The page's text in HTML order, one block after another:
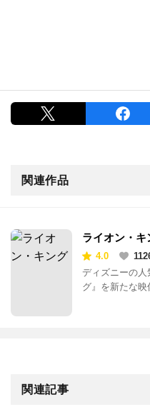
関連作品
ライオン・キ
4.0
ディズニーの人
グ』を新たな
関連記事